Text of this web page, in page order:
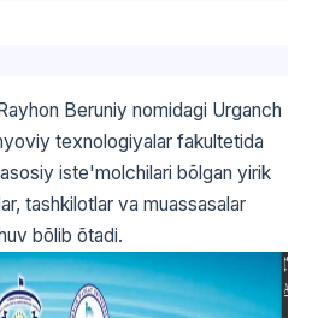
Beruniy nomidagi Urganch
texnologiyalar fakultetida
iste'molchilari bõlgan yirik
tashkilotlar va muassasalar
bõlib õtadi.